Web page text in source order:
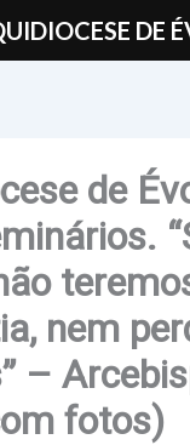
de
nem
–
fotos)
DE